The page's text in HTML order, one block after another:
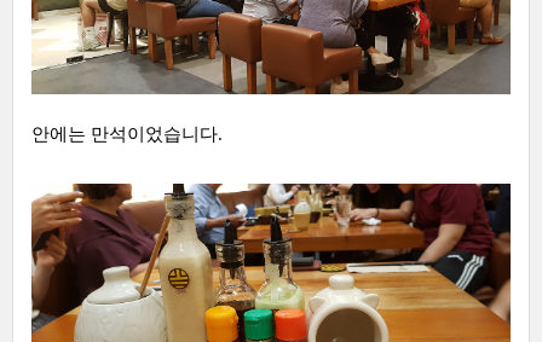
안에는 만석이었습니다.